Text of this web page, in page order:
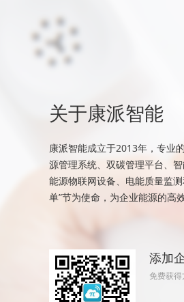
关于康派智能
康派智能成立于2013年，专业
源管理系统、双碳管理平台、
能源物联网设备、电能质量监
单”节为使命，为企业能源的高
添加
免费获